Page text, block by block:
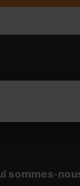
sommes-